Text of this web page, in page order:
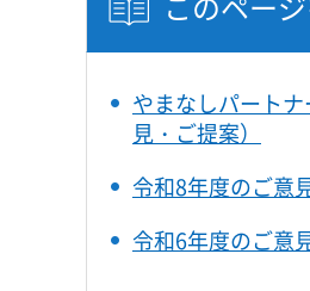
やまなしパート
見・ご提案）
令和8年度のご意
令和6年度のご意